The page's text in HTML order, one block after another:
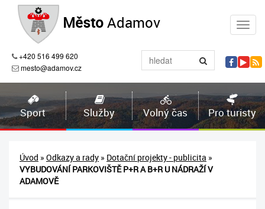
MěstoAdamov
+420 516 499 620
mesto@adamov.cz
Sport Služby Volný čas Pro turisty
Úvod » Odkazy a rady » Dotační projekty - publicita »
VYBUDOVÁNÍ PARKOVIŠTĚ P+R A B+R U NÁDRAŽÍ V
ADAMOVĚ